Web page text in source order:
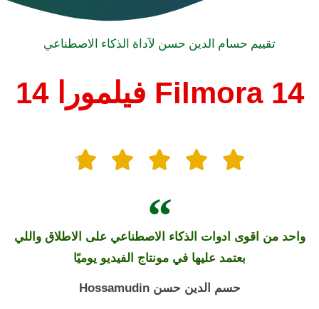
تقييم حسام الدين حسن لآداة الذكاء الاصطناعي
Filmora 14 فيلمورا 14
واحد من اقوى ادوات الذكاء الاصطناعي على الاطلاق واللي
بعتمد عليها في مونتاج الفيديو يوميًا
حسم الدين حسن Hossamudin